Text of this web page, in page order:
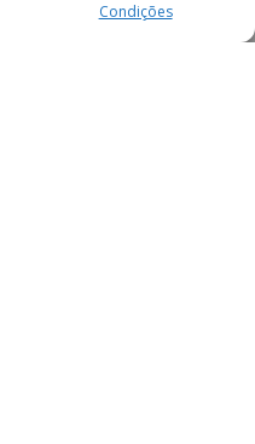
Condições